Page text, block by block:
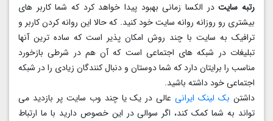
رتبه سایتدر الکسا زمانی بهبود پیدا خواهد کرد که شما کاربر های
بیشتری رو روزانه روانه سایت خود کنید. که حالا این روانه کردن کاربر و
ترافیک به سایت با چند روش امکان پذیر است که ساده ترین آنها
تبلیغات در شبکه های اجتماعی است که آن هم در شرطی بازخورد
مناسب را برایتان دارد که شما دوستان و دنبال کنندگان زیادی را در شبکه
اجتماعی خود داشته باشید.
داشتن بک لینک ایرانیعالی در یک یا چند وب سایت پر بازدید می
تواند به شما کمک کند، اگر سوالی در این خصوص دارید با ما ارتباط